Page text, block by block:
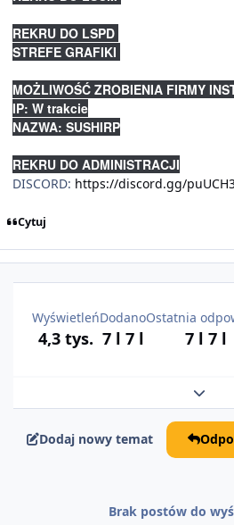
REKRU DO LSPD
STREFE GRAFIKI
MOŻLIWOŚĆ ZROBIENIA FIRMY
IP: W trakcie
NAZWA: SUSHIRP
REKRU DO ADMINISTRACJI
DISCORD: https://discord.gg/
Cytuj
Wyświetleń
4,3 tys.
Dodano
7 l 7 l
Ostatnia
7 l 7 l
Dodaj nowy temat
Brak postów do